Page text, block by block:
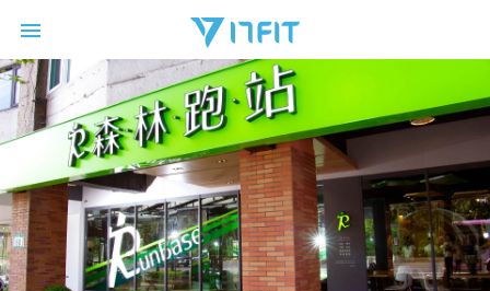
menu